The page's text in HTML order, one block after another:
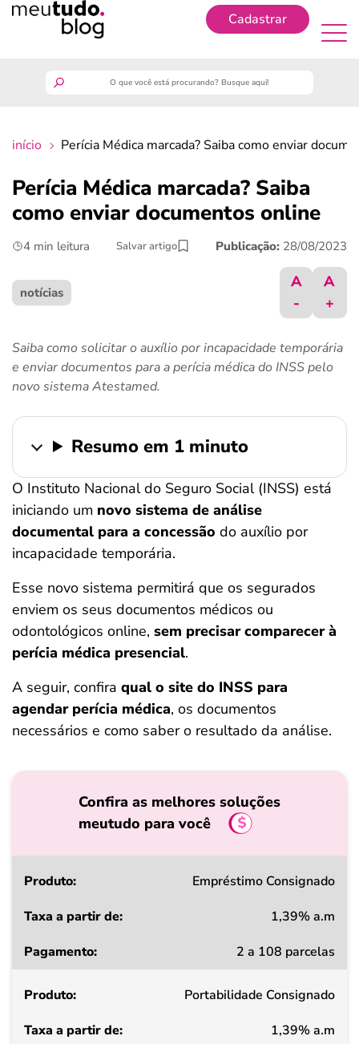
Cadastrar
finanças
benefícios
crédito fácil
ferramentas
início Perícia Médica marcada? Saiba como enviar
Perícia Médica marcada? Saiba
como enviar documentos online
4 min leitura Salvar artigo Publicação: 28/08/2023
notícias
A
-
A
+
Saiba como solicitar o auxílio por incapacidade temporária
e enviar documentos para a perícia médica do INSS pelo
novo sistema Atestamed.
Resumo em 1 minuto
O Instituto Nacional do Seguro Social (INSS) está
iniciando um novo sistema de análise
documental para a concessão do auxílio por
incapacidade temporária.
Esse novo sistema permitirá que os segurados
enviem os seus documentos médicos ou
odontológicos online, sem precisar comparecer à
perícia médica presencial.
A seguir, confira qual o site do INSS para
agendar perícia médica, os documentos
necessários e como saber o resultado da análise.
Confira as melhores soluções
meutudo para você
Produto
a
de
Empréstimo Consignado
1,39% a.m
2 a 108 parcelas
Portabilidade Consignado
1,39% a.m